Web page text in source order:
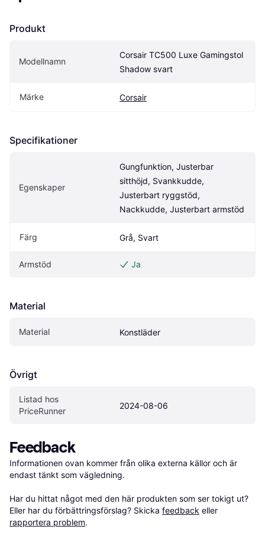
Produkt
Modellnamn
Corsair TC500 Luxe Gamingstol
Shadow svart
Märke Corsair
Specifikationer
Egenskaper
Gungfunktion, Justerbar
sitthöjd, Svankkudde,
Justerbart ryggstöd,
Nackkudde, Justerbart armstöd
Färg Grå, Svart
Armstöd Ja
Material
Material Konstläder
Övrigt
Listad hos
PriceRunner
2024-08-06
Feedback
Informationen ovan kommer från olika externa källor och är
endast tänkt som vägledning.
Har du hittat något med den här produkten som ser tokigt ut?
Eller har du förbättringsförslag? Skicka feedback eller
rapportera problem.